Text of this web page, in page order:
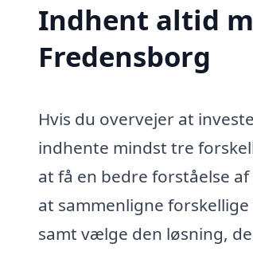
Indhent altid
Fredensborg
Hvis du overvejer at
indhente mindst tre
at få en bedre forståelse
at sammenligne
samt vælge den løsning,